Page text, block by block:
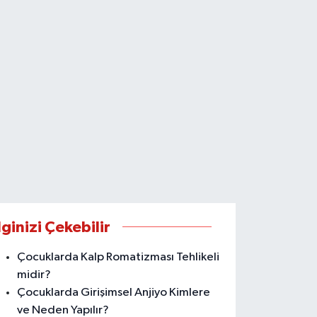
Çekebilir
Çocuklarda Kalp Romatizması Tehlikeli
midir?
Çocuklarda Girişimsel Anjiyo Kimlere
ve Neden Yapılır?